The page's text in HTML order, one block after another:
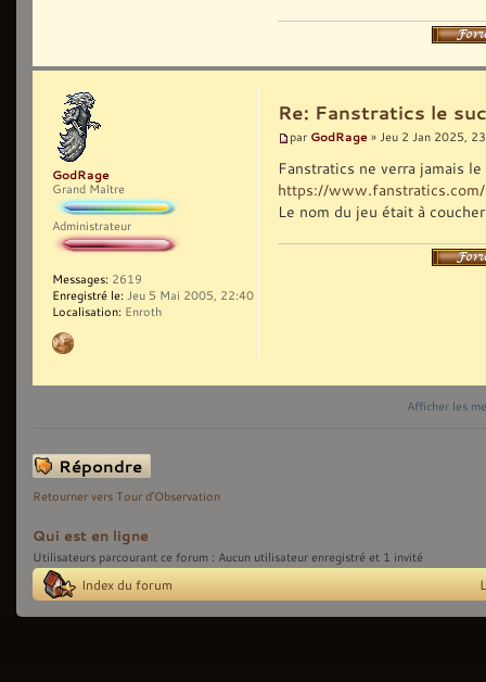
Re: Fanstratics le
par GodRage » Jeu 2 Jan 2025,
Fanstratics ne verra jamais
https://
Le nom du jeu était à
GodRage
Grand Maître
Administrateur
Messages: 2619
Enregistré le: Jeu 5 Mai 2005, 22:40
Localisation: Enroth
Afficher les
Répondre
Retourner vers Tour d'Observation
Qui est en ligne
Utilisateurs parcourant ce forum : Aucun utilisateur enregistré et 1 invité
Index du forum